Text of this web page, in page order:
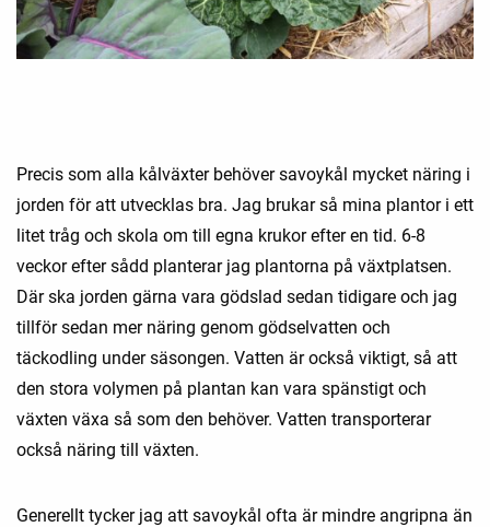
Precis som alla kålväxter behöver savoykål mycket näring i
jorden för att utvecklas bra. Jag brukar så mina plantor i ett
litet tråg och skola om till egna krukor efter en tid. 6-8
veckor efter sådd planterar jag plantorna på växtplatsen.
Där ska jorden gärna vara gödslad sedan tidigare och jag
tillför sedan mer näring genom gödselvatten och
täckodling under säsongen. Vatten är också viktigt, så att
den stora volymen på plantan kan vara spänstigt och
växten växa så som den behöver. Vatten transporterar
också näring till växten.
Generellt tycker jag att savoykål ofta är mindre angripna än